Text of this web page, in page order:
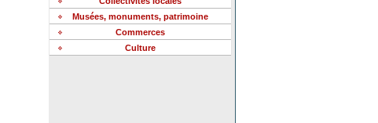
Musées, monuments, patrimoine
Commerces
Culture